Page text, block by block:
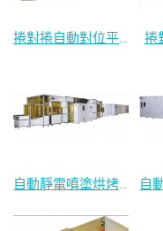
捲對捲自動對位平行光曝光機 捲
自動靜電噴塗烘烤線